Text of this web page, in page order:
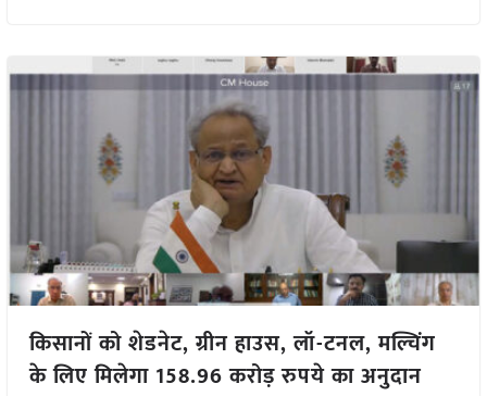
किसानों को शेडनेट, ग्रीन हाउस, लॉ-टनल, मल्चिंग
के लिए मिलेगा 158.96 करोड़ रुपये का अनुदान